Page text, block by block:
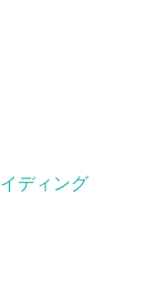
ディング